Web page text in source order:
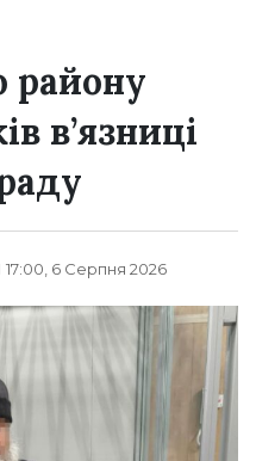
району
в’язниці
17:00, 6 Серпня 2026